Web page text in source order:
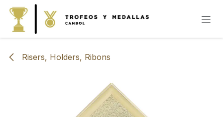
IR AL CONTENIDO
Risers, Holders, Ribons